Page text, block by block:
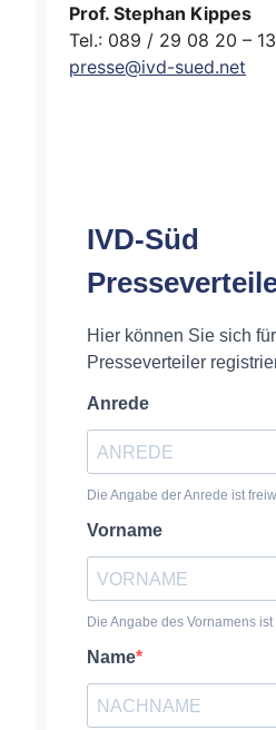
Prof. Stephan Kippes
Tel.: 089 / 29 08 20 – 13
presse@ivd-sued.net